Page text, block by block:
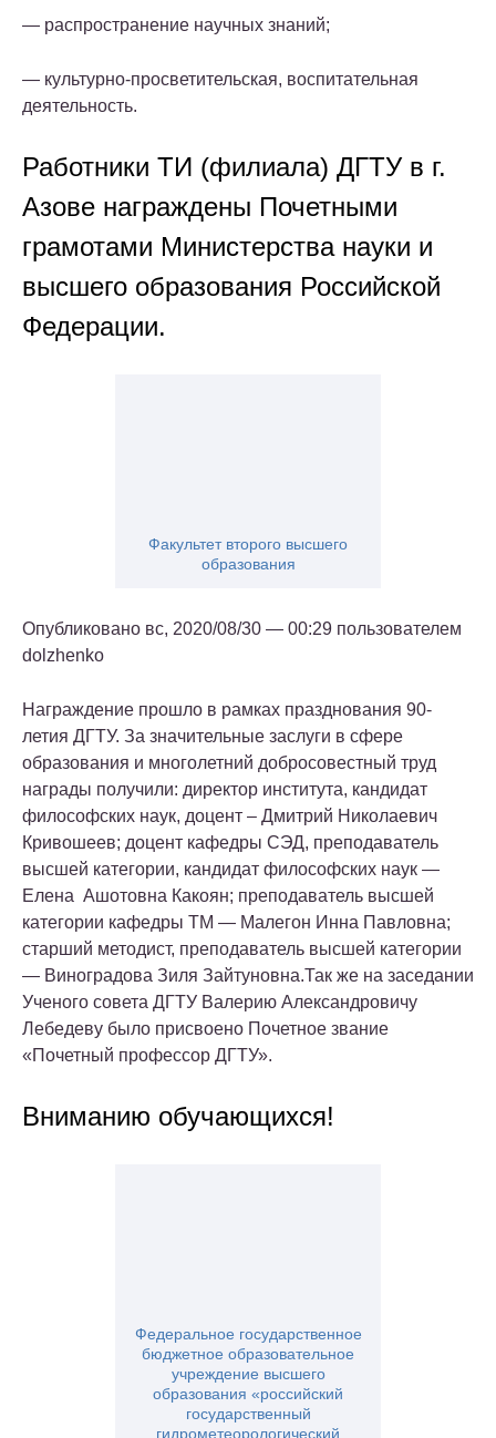
— распространение научных знаний;
— культурно-просветительская, воспитательная
деятельность.
Работники ТИ (филиала) ДГТУ в г.
Азове награждены Почетными
грамотами Министерства науки и
высшего образования Российской
Федерации.
Факультет второго высшего
образования
Опубликовано вс, 2020/08/30 — 00:29 пользователем
dolzhenko
Награждение прошло в рамках празднования 90-
летия ДГТУ. За значительные заслуги в сфере
образования и многолетний добросовестный труд
награды получили: директор института, кандидат
философских наук, доцент – Дмитрий Николаевич
Кривошеев; доцент кафедры СЭД, преподаватель
высшей категории, кандидат философских наук —
Елена Ашотовна Какоян; преподаватель высшей
категории кафедры ТМ — Малегон Инна Павловна;
старший методист, преподаватель высшей категории
— Виноградова Зиля Зайтуновна.Так же на заседании
Ученого совета ДГТУ Валерию Александровичу
Лебедеву было присвоено Почетное звание
«Почетный профессор ДГТУ».
Вниманию обучающихся!
Федеральное государственное
бюджетное образовательное
учреждение высшего
образования «российский
государственный
гидрометеорологический